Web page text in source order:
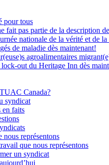
pour tous
fait pas partie de la description
nationale de la vérité et de
de maladie dès maintenant!
agroalimentaires
out du Heritage Inn dès
Canada?
syndicat
en faits
nous représentons
que nous représentons
un syndicat